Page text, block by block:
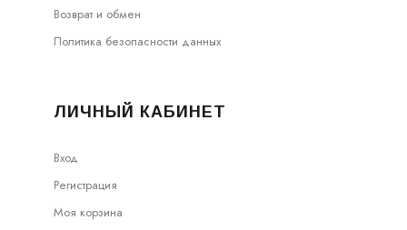
Возврат и обмен
Политика безопасности данных
ЛИЧНЫЙ КАБИНЕТ
Вход
Регистрация
Моя корзина